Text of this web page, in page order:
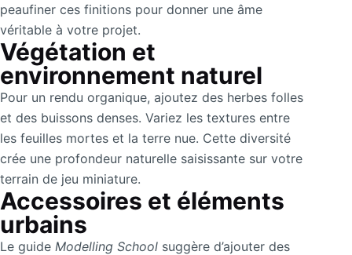
peaufiner ces finitions pour donner une âme
véritable à votre projet.
Végétation et
environnement naturel
Pour un rendu organique, ajoutez des herbes folles
et des buissons denses. Variez les textures entre
les feuilles mortes et la terre nue. Cette diversité
crée une profondeur naturelle saisissante sur votre
terrain de jeu miniature.
Accessoires et éléments
urbains
Le guide Modelling School suggère d’ajouter des